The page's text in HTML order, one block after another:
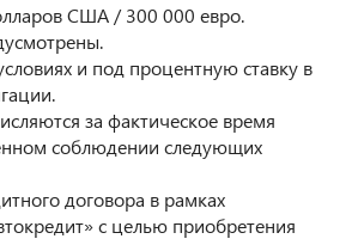
США / 300 000 евро.
и под процентную ставку в
за фактическое время
соблюдении следующих
договора в рамках
с целью приобретения